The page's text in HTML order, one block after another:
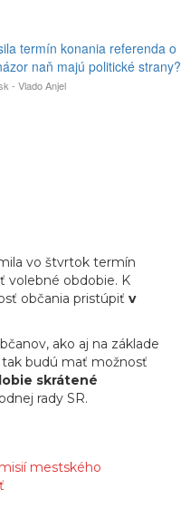
- Vlado Anjel
vo štvrtok termín
volebné obdobie. K
občania pristúpiť v
ako aj na základe
budú mať možnosť
skrátené
rady SR.
mestského